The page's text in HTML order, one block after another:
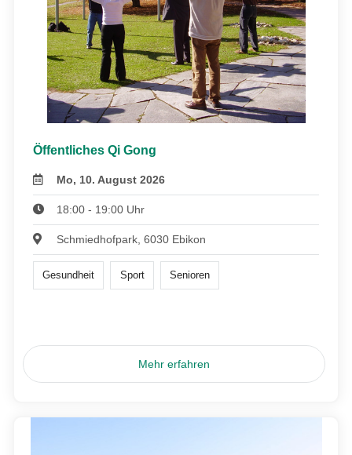
Öffentliches Qi Gong
Mo, 10. August 2026
18:00 - 19:00 Uhr
Schmiedhofpark, 6030 Ebikon
Gesundheit Sport Senioren
Mehr erfahren